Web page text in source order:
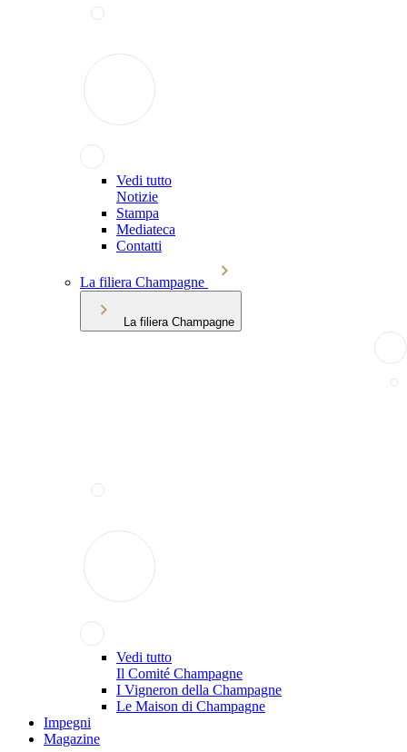
Vedi tutto
Notizie
Stampa
Mediateca
Contatti
La filiera Champagne
La filiera Champagne
Vedi tutto
Il Comité Champagne
I Vigneron della Champagne
Le Maison di Champagne
Impegni
Magazine